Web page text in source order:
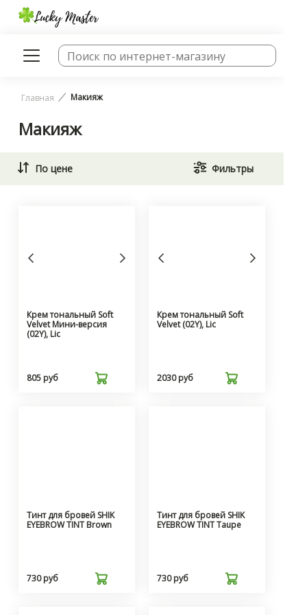
Главная Макияж
Макияж
По цене Фильтры
Крем тональный Soft
Velvet Мини-версия
(02Y), Lic
805 руб
Крем тональный Soft
Velvet (02Y), Lic
2030 руб
Тинт для бровей SHIK
EYEBROW TINT Brown
730 руб
Тинт для бровей SHIK
EYEBROW TINT Taupe
730 руб